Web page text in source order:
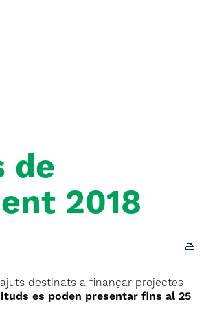
de
2018
destinats a finançar projectes
es poden presentar fins al 25